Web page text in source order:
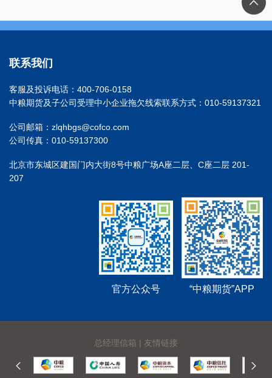
联系我们
客服及投诉电话：400-706-0158
中粮期货及子公司受理中小企业拖欠线索联系方式：010-59137321
公司邮箱：zlqhbgs@cofco.com
公司传真：010-59137300
北京市东城区建国门内大街8号中粮广场A座二层、C座二层 201-
207
官方公众号 “中粮期货”APP
总经理信箱 | 友情链接